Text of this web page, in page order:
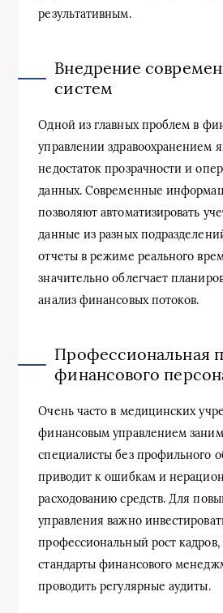
результативным.
Внедрение
систем
Одной из главных проблем в
управлении здравоохранением
недостаток прозрачности и
данных. Современные
позволяют автоматизировать
данные из разных
отчеты в режиме реального
значительно облегчает
анализ финансовых потоков.
Профессиональная
финансового
Очень часто в медицинских
финансовым управлением
специалисты без профильного
приводит к ошибкам и
расходованию средств. Для
управления важно
профессиональный рост кадров,
стандарты финансового
проводить регулярные аудиты.